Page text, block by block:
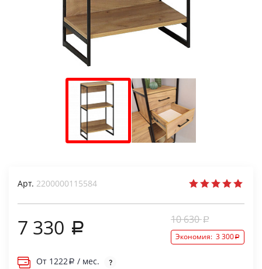
Арт. 2200000115584
7 330 10 630
Экономия: 3 300
От 1222
/ мес.